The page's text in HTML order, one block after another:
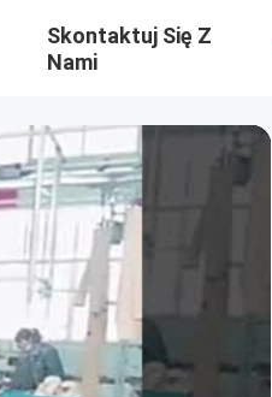
Skontaktuj Się Z
Nami